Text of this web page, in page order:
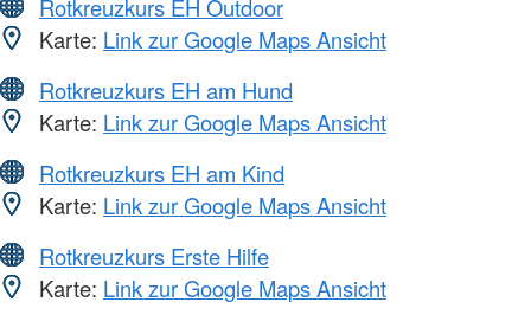
Rotkreuzkurs EH Outdoor
Karte: Link zur Google Maps Ansicht
Rotkreuzkurs EH am Hund
Karte: Link zur Google Maps Ansicht
Rotkreuzkurs EH am Kind
Karte: Link zur Google Maps Ansicht
Rotkreuzkurs Erste Hilfe
Karte: Link zur Google Maps Ansicht